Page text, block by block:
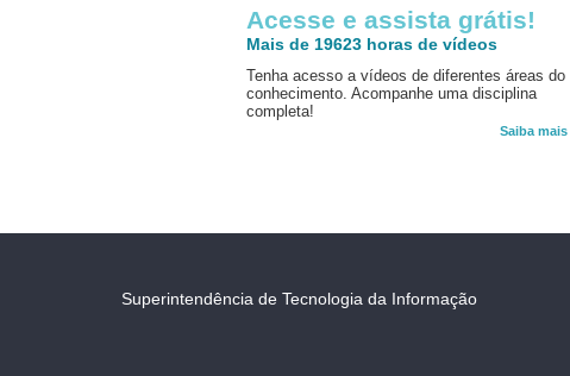
Acesse e assista grátis!
Mais de 19623 horas de vídeos
Tenha acesso a vídeos de diferentes áreas do
conhecimento. Acompanhe uma disciplina
completa!
Saiba mais
Superintendência de Tecnologia da Informação